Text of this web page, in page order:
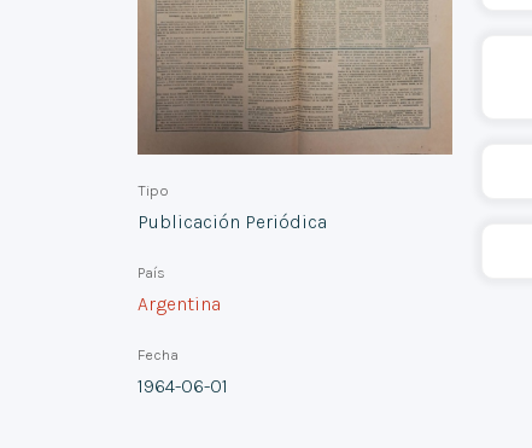
Tipo
Publicación Periódica
País
Argentina
Fecha
1964-06-01